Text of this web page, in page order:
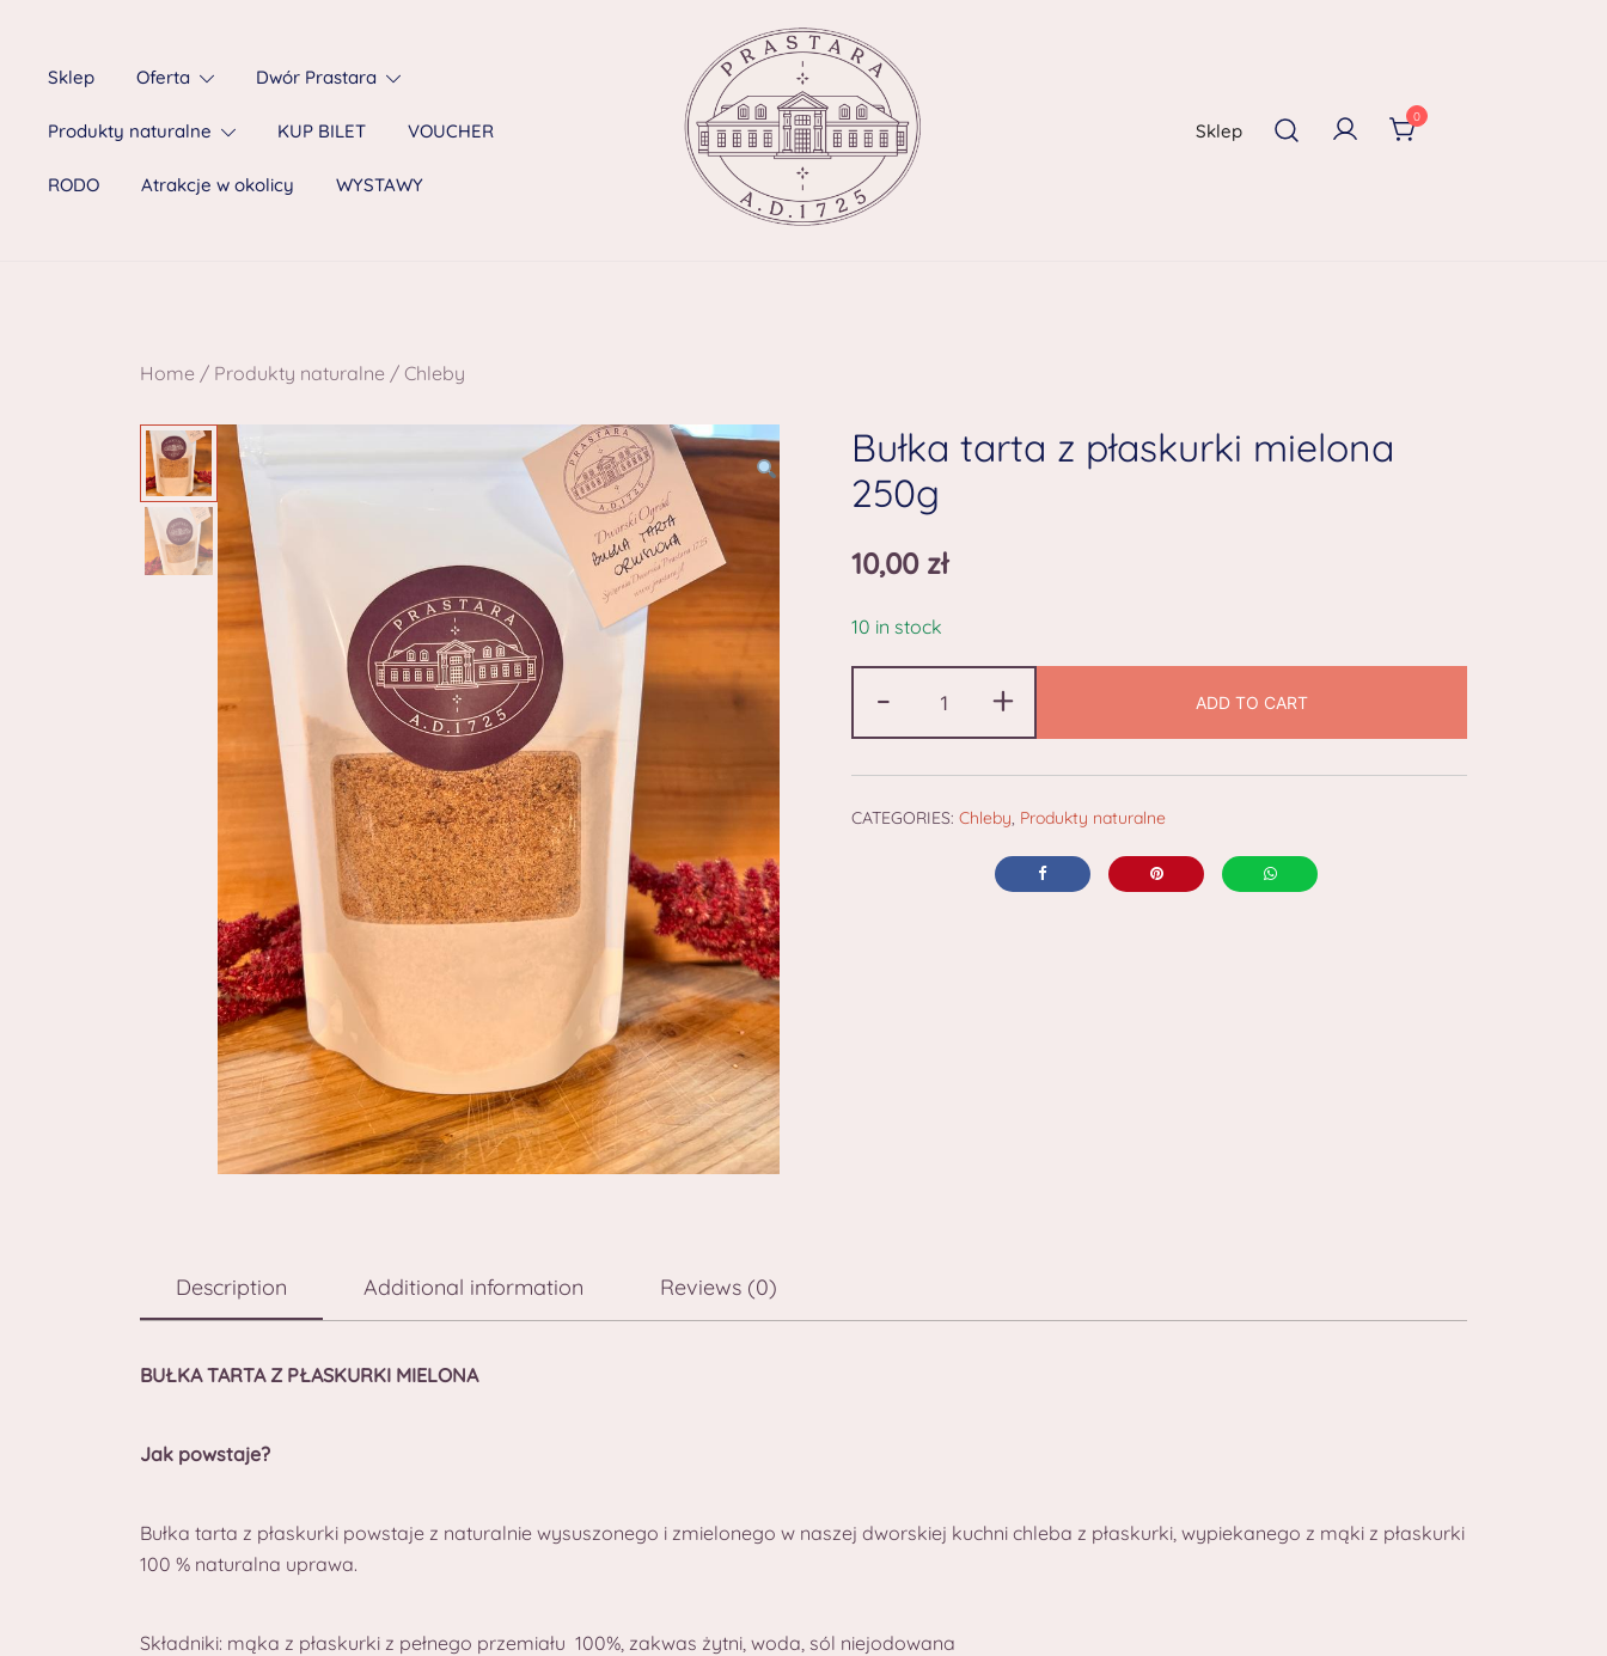
Sklep Oferta Dwór Prastara
Produkty naturalne KUP BILET VOUCHER
RODO Atrakcje w okolicy WYSTAWY
Sklep
0
Home / Produkty naturalne / Chleby
Bułka tarta z płaskurki mielona
250g
10,00 zł
10 in stock
- + ADD TO CART
CATEGORIES: Chleby, Produkty naturalne
Description Additional information Reviews (0)
BUŁKA TARTA Z PŁASKURKI MIELONA
Jak powstaje?
Bułka tarta z płaskurki powstaje z naturalnie wysuszonego i zmielonego w naszej dworskiej kuchni chleba z płaskurki, wypiekanego z mąki z płaskurki
100 % naturalna uprawa.
Składniki: mąka z płaskurki z pełnego przemiału 100%, zakwas żytni, woda, sól niejodowana